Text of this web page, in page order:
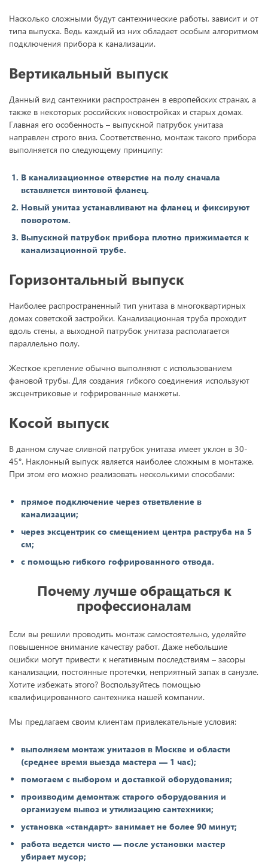
Насколько сложными будут сантехнические работы, зависит и от
типа выпуска. Ведь каждый из них обладает особым алгоритмом
подключения прибора к канализации.
Вертикальный выпуск
Данный вид сантехники распространен в европейских странах, а
также в некоторых российских новостройках и старых домах.
Главная его особенность – выпускной патрубок унитаза
направлен строго вниз. Соответственно, монтаж такого прибора
выполняется по следующему принципу:
В канализационное отверстие на полу сначала
вставляется винтовой фланец.
Новый унитаз устанавливают на фланец и фиксируют
поворотом.
Выпускной патрубок прибора плотно прижимается к
канализационной трубе.
Горизонтальный выпуск
Наиболее распространенный тип унитаза в многоквартирных
домах советской застройки. Канализационная труба проходит
вдоль стены, а выходной патрубок унитаза располагается
параллельно полу.
Жесткое крепление обычно выполняют с использованием
фановой трубы. Для создания гибкого соединения используют
эксцентриковые и гофрированные манжеты.
Косой выпуск
В данном случае сливной патрубок унитаза имеет уклон в 30-
45°. Наклонный выпуск является наиболее сложным в монтаже.
При этом его можно реализовать несколькими способами:
прямое подключение через ответвление в
канализации;
через эксцентрик со смещением центра раструба на 5
см;
с помощью гибкого гофрированного отвода.
Почему лучше обращаться к
профессионалам
Если вы решили проводить монтаж самостоятельно, уделяйте
повышенное внимание качеству работ. Даже небольшие
ошибки могут привести к негативным последствиям – засоры
канализации, постоянные протечки, неприятный запах в санузле.
Хотите избежать этого? Воспользуйтесь помощью
квалифицированного сантехника нашей компании.
Мы предлагаем своим клиентам привлекательные условия:
выполняем монтаж унитазов в Москве и области
(среднее время выезда мастера — 1 час);
помогаем с выбором и доставкой оборудования;
производим демонтаж старого оборудования и
организуем вывоз и утилизацию сантехники;
установка «стандарт» занимает не более 90 минут;
работа ведется чисто — после установки мастер
убирает мусор;